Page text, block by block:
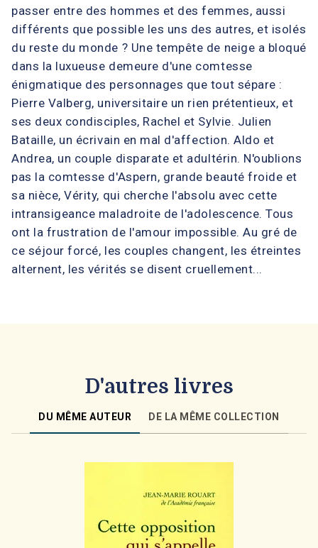
passer entre des hommes et des femmes, aussi
différents que possible les uns des autres, et isolés
du reste du monde ? Une tempête de neige a bloqué
dans la luxueuse demeure d'une comtesse
énigmatique des personnages que tout sépare :
Pierre Valberg, universitaire un rien prétentieux, et
ses deux condisciples, Rachel et Sylvie. Julien
Bataille, un écrivain en mal d'affection. Aldo et
Andrea, un couple disparate et adultérin. N'oublions
pas la comtesse d'Aspern, grande beauté froide et
sa nièce, Vérity, qui cherche l'absolu avec cette
intransigeance maladroite de l'adolescence. Tous
ont la frustration de l'amour impossible. Au gré de
ce séjour forcé, les couples changent, les étreintes
alternent, les vérités se disent cruellement...
D'autres livres
DU MÊME AUTEUR DE LA MÊME COLLECTION